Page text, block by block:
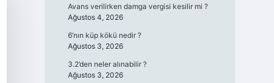
Avans verilirken damga vergisi kesilir mi ?
Ağustos 4, 2026
6’nın küp kökü nedir ?
Ağustos 3, 2026
3.2’den neler alınabilir ?
Ağustos 3, 2026